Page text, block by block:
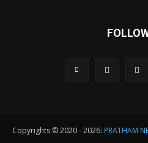
Copyrights © 2020 - 2026: PRATHAM